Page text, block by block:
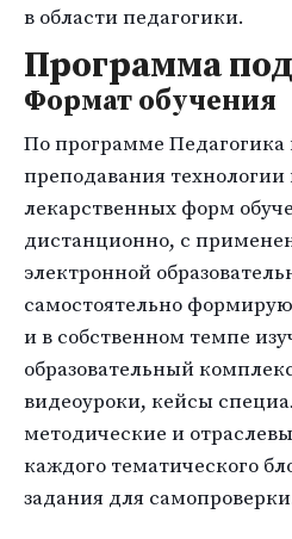
в области педагогики.
Программа
Формат обучения
По программе
преподавания технологии
лекарственных форм
дистанционно, с
электронной
самостоятельно
и в собственном темпе
образовательный
видеоуроки, кейсы
методические и
каждого тематического
задания для